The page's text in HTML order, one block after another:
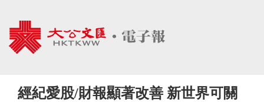
經紀愛股/財報顯著改善 新世界可關